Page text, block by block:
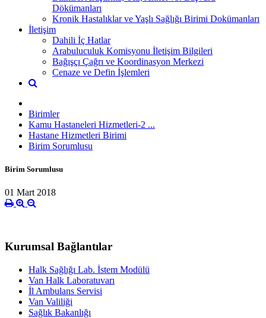
Dökümanları
Kronik Hastalıklar ve Yaşlı Sağlığı Birimi Dokümanları
İletişim
Dahili İç Hatlar
Arabuluculuk Komisyonu İletişim Bilgileri
Bağışçı Çağrı ve Koordinasyon Merkezi
Cenaze ve Defin İşlemleri
Birimler
Kamu Hastaneleri Hizmetleri-2 ...
Hastane Hizmetleri Birimi
Birim Sorumlusu
Birim Sorumlusu
01 Mart 2018
Kurumsal Bağlantılar
Halk Sağlığı Lab. İstem Modülü
Van Halk Laboratuvarı
İl Ambulans Servisi
Van Valiliği
Sağlık Bakanlığı